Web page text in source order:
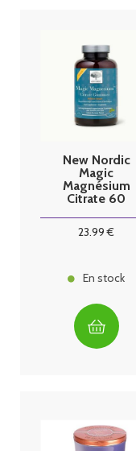
New Nordic
Magic
Magnésium
Citrate 60
23.99 €
En stock